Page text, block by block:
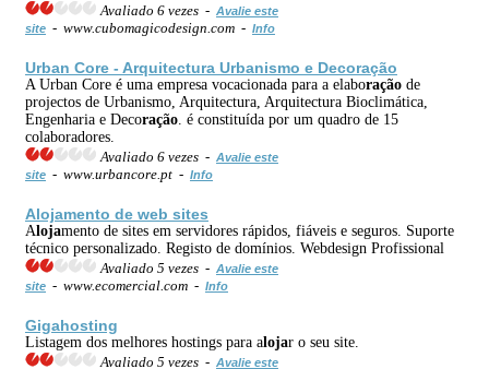
Avaliado 6 vezes - Avalie este
site - www.cubomagicodesign.com - Info
Urban Core - Arquitectura Urbanismo e Decoração
A Urban Core é uma empresa vocacionada para a elaboração de
projectos de Urbanismo, Arquitectura, Arquitectura Bioclimática,
Engenharia e Decoração . é constituída por um quadro de 15
colaboradores.
Avaliado 6 vezes - Avalie este
site - www.urbancore.pt - Info
Alojamento de web sites
Alojamento de sites em servidores rápidos, fiáveis e seguros. Suporte
técnico personalizado. Registo de domínios. Webdesign Profissional
Avaliado 5 vezes - Avalie este
site - www.ecomercial.com - Info
Gigahosting
Listagem dos melhores hostings para alojar o seu site.
Avaliado 5 vezes - Avalie este